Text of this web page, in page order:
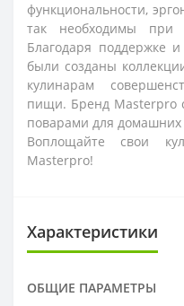
функциональности,
так необходимы при
Благодаря поддержке
были созданы
кулинарам
пищи. Бренд Masterpro
поварами для домашних
Воплощайте свои
Masterpro!
Характеристики
ОБЩИЕ ПАРАМЕТРЫ